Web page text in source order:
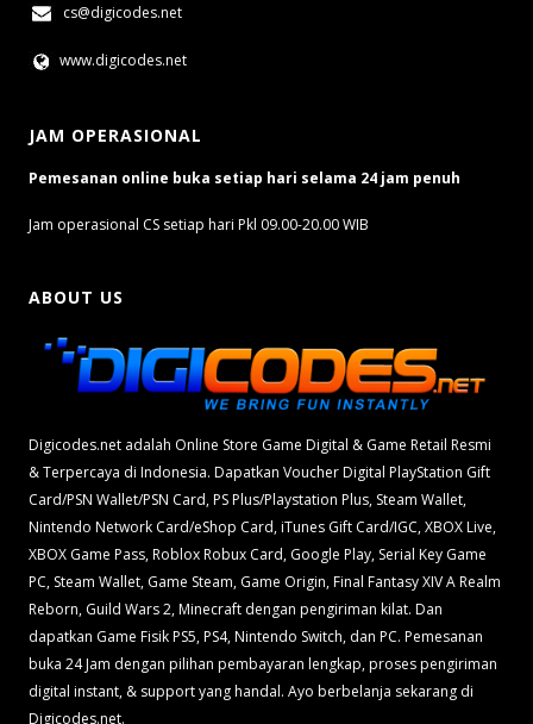
cs@digicodes.net
www.digicodes.net
JAM OPERASIONAL
Pemesanan online buka setiap hari selama 24 jam penuh
Jam operasional CS setiap hari Pkl 09.00-20.00 WIB
ABOUT US
Digicodes.net adalah Online Store Game Digital & Game Retail Resmi
& Terpercaya di Indonesia. Dapatkan Voucher Digital PlayStation Gift
Card/PSN Wallet/PSN Card, PS Plus/Playstation Plus, Steam Wallet,
Nintendo Network Card/eShop Card, iTunes Gift Card/IGC, XBOX Live,
XBOX Game Pass, Roblox Robux Card, Google Play, Serial Key Game
PC, Steam Wallet, Game Steam, Game Origin, Final Fantasy XIV A Realm
Reborn, Guild Wars 2, Minecraft dengan pengiriman kilat. Dan
dapatkan Game Fisik PS5, PS4, Nintendo Switch, dan PC. Pemesanan
buka 24 Jam dengan pilihan pembayaran lengkap, proses pengiriman
digital instant, & support yang handal. Ayo berbelanja sekarang di
Digicodes.net.